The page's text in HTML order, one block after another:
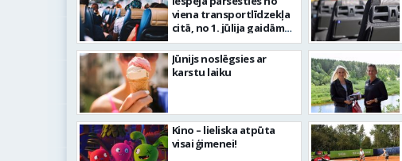
viena transportlīdzekļa
citā, no 1. jūlija gaidāmas
izmaiņas maršrutā
Valmiera–Rēzekne
Jūnijs noslēgsies ar
karstu laiku
Kino – lieliska atpūta
visai ģimenei!